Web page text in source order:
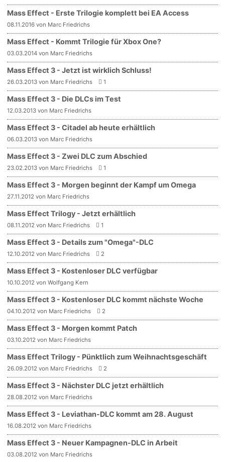
Mass Effect - Erste Trilogie komplett bei EA Access
08.11.2016 von Marc Friedrichs
Mass Effect - Kommt Trilogie für Xbox One?
03.03.2014 von Marc Friedrichs
Mass Effect 3 - Jetzt ist wirklich Schluss!
26.03.2013 von Marc Friedrichs 1
Mass Effect 3 - Die DLCs im Test
12.03.2013 von Marc Friedrichs
Mass Effect 3 - Citadel ab heute erhältlich
06.03.2013 von Marc Friedrichs
Mass Effect 3 - Zwei DLC zum Abschied
23.02.2013 von Marc Friedrichs 1
Mass Effect 3 - Morgen beginnt der Kampf um Omega
27.11.2012 von Marc Friedrichs
Mass Effect Trilogy - Jetzt erhältlich
08.11.2012 von Marc Friedrichs 1
Mass Effect 3 - Details zum "Omega"-DLC
12.10.2012 von Marc Friedrichs 2
Mass Effect 3 - Kostenloser DLC verfügbar
10.10.2012 von Wolfgang Kern
Mass Effect 3 - Kostenloser DLC kommt nächste Woche
04.10.2012 von Marc Friedrichs 2
Mass Effect 3 - Morgen kommt Patch
03.10.2012 von Marc Friedrichs
Mass Effect Trilogy - Pünktlich zum Weihnachtsgeschäft
26.09.2012 von Marc Friedrichs 2
Mass Effect 3 - Nächster DLC jetzt erhältlich
28.08.2012 von Marc Friedrichs
Mass Effect 3 - Leviathan-DLC kommt am 28. August
16.08.2012 von Marc Friedrichs
Mass Effect 3 - Neuer Kampagnen-DLC in Arbeit
03.08.2012 von Marc Friedrichs